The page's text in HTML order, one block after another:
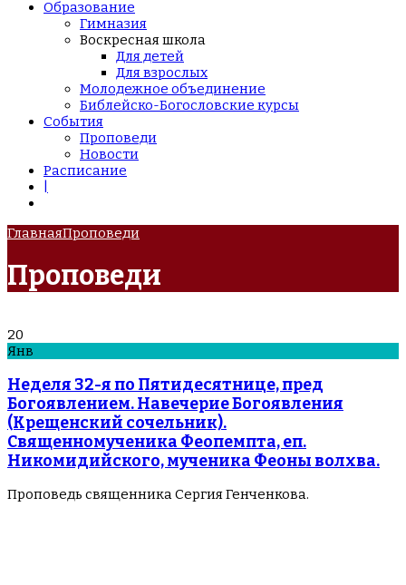
Образование
Гимназия
Воскресная школа
Для детей
Для взрослых
Молодежное объединение
Библейско-Богословские курсы
События
Проповеди
Новости
Расписание
ГлавнаяПроповеди
Проповеди
20
Янв
Неделя 32-я по Пятидесятнице, пред
Богоявлением. Навечерие Богоявления
(Крещенский сочельник).
Священномученика Феопемпта, еп.
Никомидийского, мученика Феоны волхва.
Проповедь священника Сергия Генченкова.